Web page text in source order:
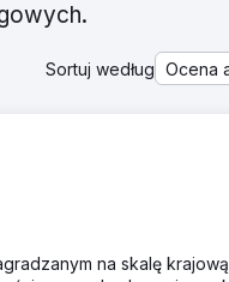
Sortuj według Ocena
na skalę krajową